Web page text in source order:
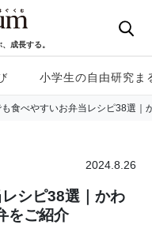
成長する。
小学生の自由研究ま
食べやすいお弁当レシピ38選｜
2024.8.26
シピ38選｜かわ
をご紹介